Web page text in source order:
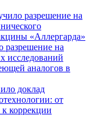
разрешение на
«Аллергарда»
на
исследований
аналогов в
доклад
от
коррекции